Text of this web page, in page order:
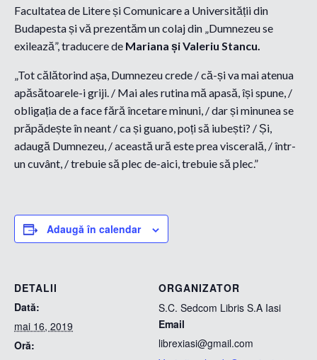
Facultatea de Litere și Comunicare a Universității din
Budapesta și vă prezentăm un colaj din „Dumnezeu se
exilează”, traducere de Mariana și Valeriu Stancu.
„Tot călătorind așa, Dumnezeu crede / că-și va mai atenua
apăsătoarele-i griji. / Mai ales rutina mă apasă, își spune, /
obligația de a face fără încetare minuni, / dar și minunea se
prăpădește în neant / ca și guano, poți să iubești? / Și,
adaugă Dumnezeu, / această ură este prea viscerală, / într-
un cuvânt, / trebuie să plec de-aici, trebuie să plec.”
Adaugă în calendar
DETALII
Dată:
mai 16, 2019
Oră:
ORGANIZATOR
S.C. Sedcom Libris S.A Iasi
Email
librexiasi@gmail.com